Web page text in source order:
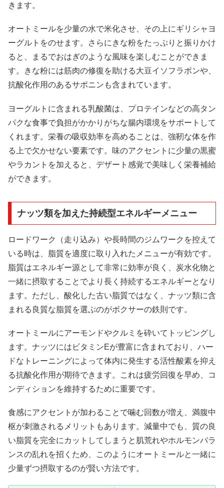
きます。
オートミールを少量の水で米化させ、その上にギリシャヨ
ーグルトをのせます。さらにきな粉をたっぷりと振りかけ
ると、まるでおはぎのような風味を楽しむことができま
す。きな粉には筋肉の修復を助ける大豆イソフラボンや、
抗酸化作用のあるサポニンも含まれています。
ヨーグルトに含まれる乳酸菌は、プロテインなどの高タン
パクな食事で負担がかかりがちな腸内環境をサポートして
くれます。栄養の吸収効率を高めることは、強靭な体を作
る上で欠かせない要素です。味のアクセントに少量の黒蜜
やラカントを加えると、デザート感覚で美味しく栄養補給
ができます。
ナッツ類を加えた持続型エネルギーメニュー
ロードワーク（走り込み）や長時間のジムワークを控えて
いる時は、脂質を適度に取り入れたメニューが有効です。
脂質はエネルギー源として非常に効率が良く、炭水化物と
一緒に摂取することでより長く持続するエネルギーとなり
ます。ただし、酸化した古い脂質ではなく、ナッツ類に含
まれる良質な脂質を選ぶのがボクサーの鉄則です。
オートミールにアーモンドやクルミを砕いてトッピングし
ます。ナッツにはビタミンEが豊富に含まれており、ハー
ドなトレーニングによって体内に発生する活性酸素を抑え
る抗酸化作用が期待できます。これは疲労回復を早め、コ
ンディションを維持するために重要です。
食感にアクセントが加わることで噛む回数が増え、満腹中
枢が刺激されるメリットもあります。減量中でも、質の良
い脂質を完全にカットしてしまうと肌荒れやホルモンバラ
ンスの乱れを招くため、このようにオートミールと一緒に
少量ずつ摂取するのが賢い方法です。